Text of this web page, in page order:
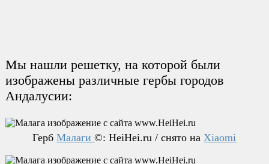
Мы нашли решетку, на которой были
изображены различные гербы городов
Андалусии:
ГербМалаги©: HeiHei.ru / снято на Xiaomi